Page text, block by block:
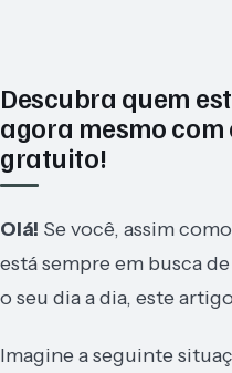
Descubra quem
agora mesmo com
gratuito!
Olá! Se você, assim
está sempre em busca
o seu dia a dia, este
Imagine a seguinte